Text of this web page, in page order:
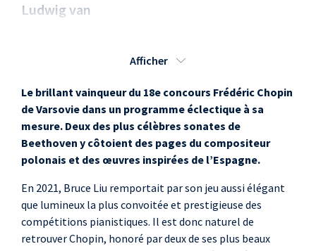
Ludwig van
Frederic Mompou
Glossa sobre "Au clair de la
lune"
Isaac Albéniz
livre I
Franz Liszt
Rhapsodie espagnole
Afficher
Le brillant vainqueur du 18e concours Frédéric Chopin
de Varsovie dans un programme éclectique à sa
mesure. Deux des plus célèbres sonates de
Beethoven y côtoient des pages du compositeur
polonais et des œuvres inspirées de l’Espagne.
En 2021, Bruce Liu remportait par son jeu aussi élégant
que lumineux la plus convoitée et prestigieuse des
compétitions pianistiques. Il est donc naturel de
retrouver Chopin, honoré par deux de ses plus beaux